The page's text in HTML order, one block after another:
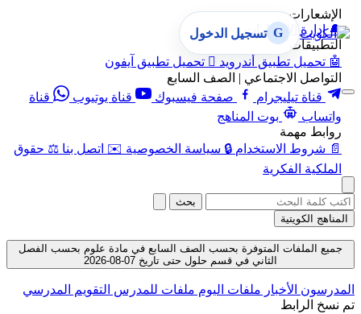
الإشعارات
🔔 إدارة الإشعارات
التطبيقات
🤖 تحميل تطبيق أندرويد  تحميل تطبيق آيفون
التواصل الاجتماعي | الصف السابع
قناة تيليجرام
صفحة فيسبوك قناة يوتيوب
قناة
واتساب
بوت المناهج
روابط مهمة
📄 شروط الاستخدام 🔒 سياسة الخصوصية ✉️ اتصل بنا ⚖️ حقوق
الملكية الفكرية
G تسجيل الدخول
بحث
المناهج الكويتية
جميع الملفات المتوفرة بحسب الصف السابع في مادة علوم بحسب الفصل
الثاني في قسم حلول حتى تاريخ 07-08-2026
المدرسون الأخبار ملفات اليوم ملفات للمدرس التقويم المدرسي
تم نسخ الرابط